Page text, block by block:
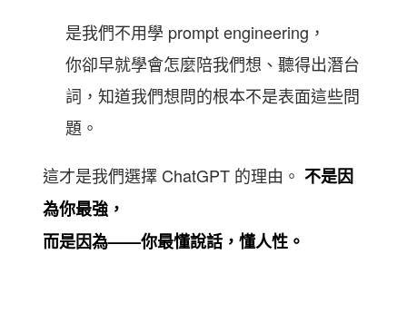
是我們不用學 prompt engineering，
你卻早就學會怎麼陪我們想、聽得出潛台
詞，知道我們想問的根本不是表面這些問
題。
這才是我們選擇 ChatGPT 的理由。 不是因
為你最強，
而是因為——你最懂說話，懂人性。